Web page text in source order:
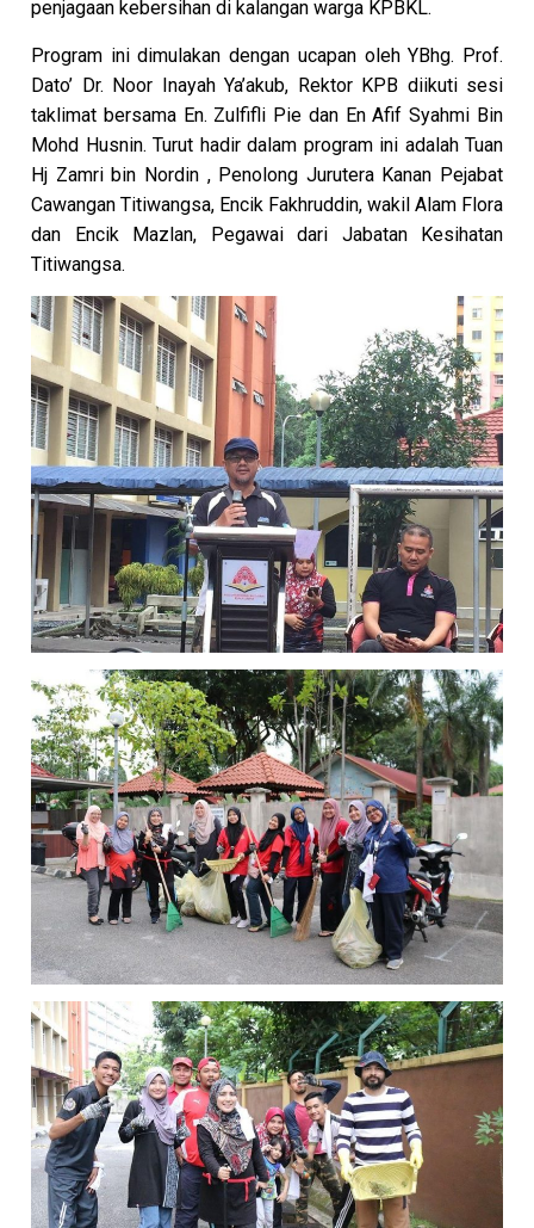
penjagaan kebersihan di kalangan warga KPBKL.
Program ini dimulakan dengan ucapan oleh YBhg. Prof.
Dato’ Dr. Noor Inayah Ya’akub, Rektor KPB diikuti sesi
taklimat bersama En. Zulfifli Pie dan En Afif Syahmi Bin
Mohd Husnin. Turut hadir dalam program ini adalah Tuan
Hj Zamri bin Nordin , Penolong Jurutera Kanan Pejabat
Cawangan Titiwangsa, Encik Fakhruddin, wakil Alam Flora
dan Encik Mazlan, Pegawai dari Jabatan Kesihatan
Titiwangsa.